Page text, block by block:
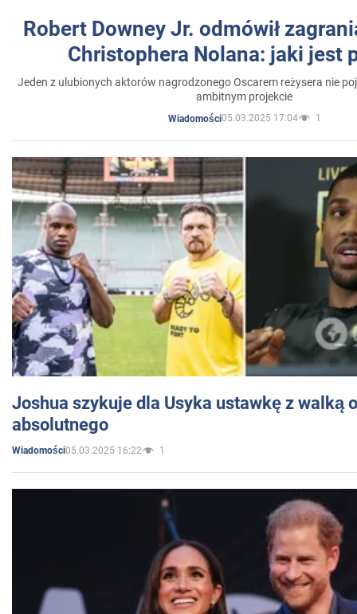
Robert Downey Jr. odmówił
Christophera Nolana: jaki jest
Jeden z ulubionych aktorów nagrodzonego Oscarem reżysera nie
ambitnym projekcie
Wiadomości05.03.2025 17:04 1
Joshua szykuje dla Usyka ustawkę z walką
absolutnego
Wiadomości05.03.2025 16:22 1